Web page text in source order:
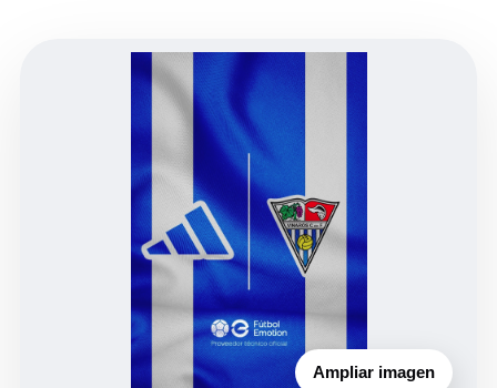
Ampliar imagen